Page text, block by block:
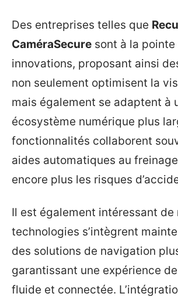
Des entreprises telles que
CaméraSecure sont à la pointe
innovations, proposant ainsi
non seulement optimisent la
mais également se adaptent à
écosystème numérique plus
fonctionnalités collaborent
aides automatiques au
encore plus les risques
Il est également intéressant de
technologies s’intègrent
des solutions de navigation
garantissant une expérience
fluide et connectée.